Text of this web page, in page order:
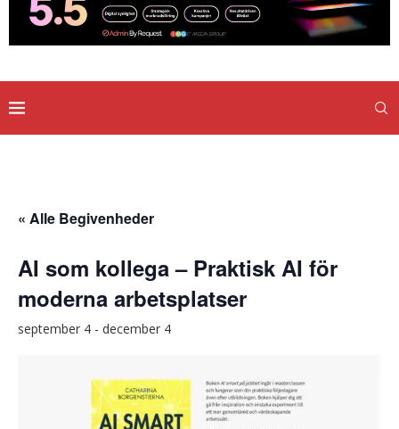
« Alle Begivenheder
AI som kollega – Praktisk AI för
moderna arbetsplatser
september 4 - december 4